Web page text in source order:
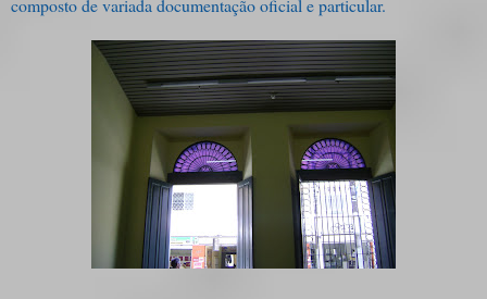
composto de variada documentação oficial e particular.